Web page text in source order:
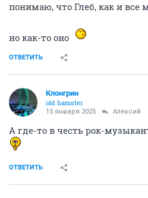
понимаю, что Глеб, как и все
но как-то оно
ОТВЕТИТЬ
Клонгрин
old hamster
15 января 2025 Алексий
А где-то в честь рок-
ОТВЕТИТЬ